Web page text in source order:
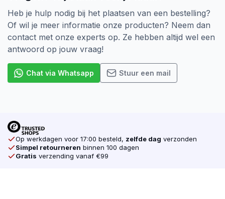
De aandrijving van een Schroef is ook heel belangrijk.
Er zijn verschillende soorten, denk bijvoorbeeld aan
de Kruiskop (Pozidriv). Dat is tot nu toe de meest
voorkomende Schroef op de markt. In opkomst zijn
gereedschap veel grip op de schroef zodat uw
machine niet doorslipt. Dat is één van de reden
Bit. Koop daarom al u schroeven online
bij schroevendump.nl
Heb je hulp nodig bij het plaatsen van een bestelling?
Of wil je meer informatie onze producten? Neem dan
contact met onze experts op. Ze hebben altijd wel een
antwoord op jouw vraag!
Chat via Whatsapp Stuur een mail
Op werkdagen voor 17:00 besteld, zelfde dag verzonden
Simpel retourneren binnen 100 dagen
Gratis verzending vanaf €99